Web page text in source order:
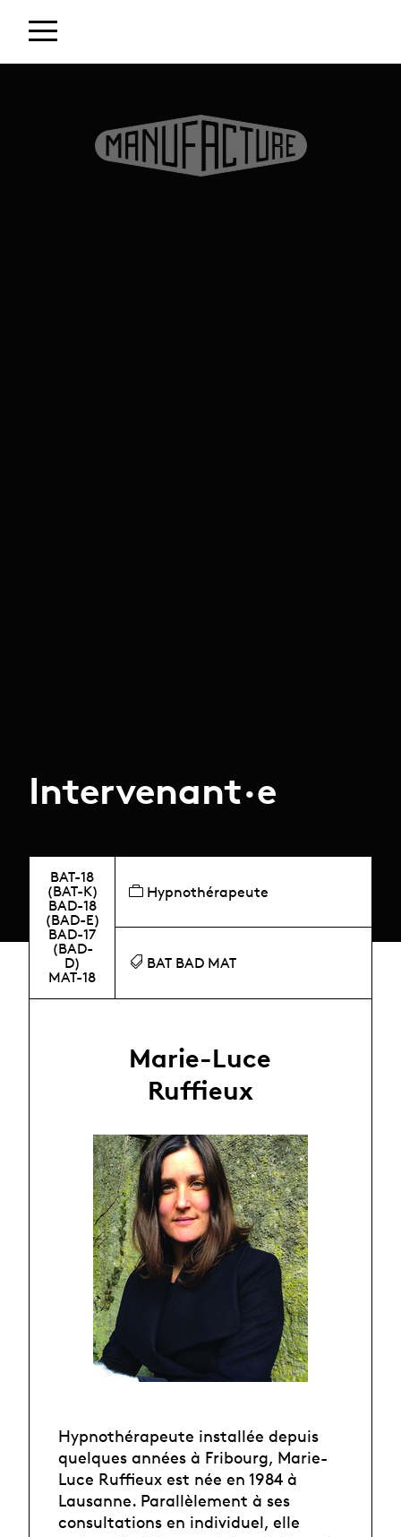
Intervenant·e
BAT-18
(BAT-K)
BAD-18
(BAD-E)
BAD-17
(BAD-
D)
MAT-18
Hypnothérapeute
BAT BAD MAT
Marie-Luce
Ruffieux
Hypnothérapeute installée depuis
quelques années à Fribourg, Marie-
Luce Ruffieux est née en 1984 à
Lausanne. Parallèlement à ses
consultations en individuel, elle